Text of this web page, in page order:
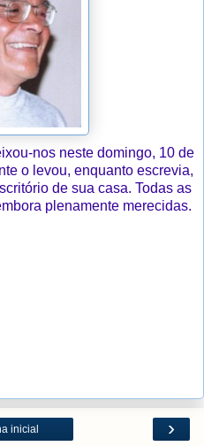
nos neste domingo, 10 de
o levou, enquanto escrevia,
de sua casa. Todas as
plenamente merecidas.
›
inicial